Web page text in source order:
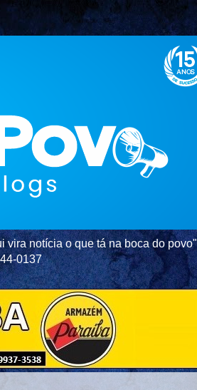
vira notícia o que tá na boca do povo"
0137